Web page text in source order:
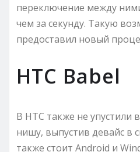
переключение между
чем за секунду. Такую
предоставил новый
HTC Babel
В HTC также не упустили
нишу, выпустив девайс в
также стоит Android и